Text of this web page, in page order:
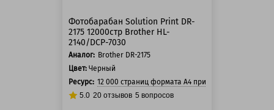
Фотобарабан Solution Print DR-
2175 12000стр Brother HL-
2140/DCP-7030
Аналог: Brother DR-2175
Цвет: Черный
Ресурс: 12 000 страниц формата А4 при 5% заполнении
5.0 20 отзывов 5 вопросов